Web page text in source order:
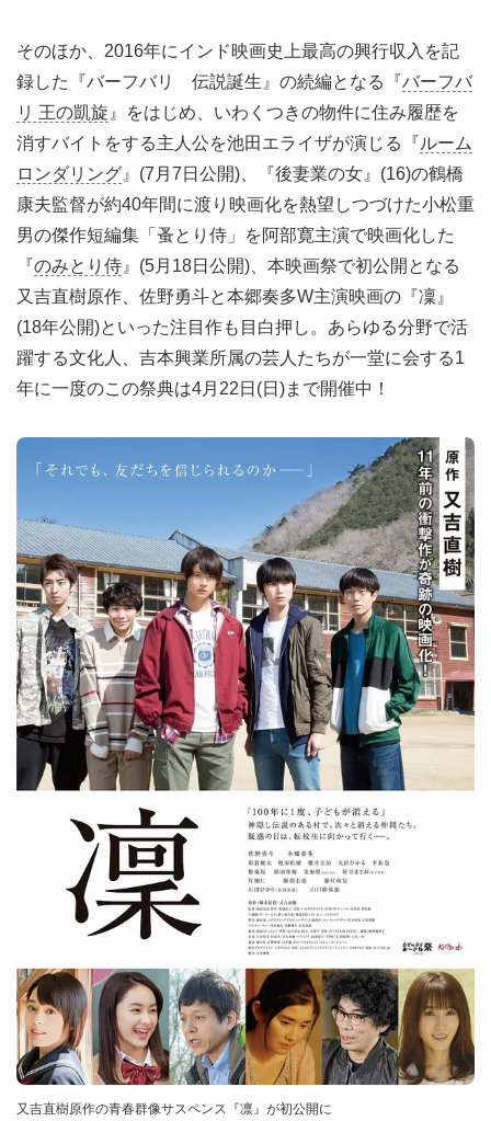
そのほか、2016年にインド映画史上最高の興行収入を記
録した『バーフバリ 伝説誕生』の続編となる『バーフバ
リ 王の凱旋 』をはじめ、いわくつきの物件に住み履歴を
消すバイトをする主人公を池田エライザが演じる『ルーム
ロンダリング 』(7月7日公開)、『後妻業の女』(16)の鶴橋
康夫監督が約40年間に渡り映画化を熱望しつづけた小松重
男の傑作短編集「蚤とり侍」を阿部寛主演で映画化した
『のみとり侍 』(5月18日公開)、本映画祭で初公開となる
又吉直樹原作、佐野勇斗と本郷奏多W主演映画の『凜』
(18年公開)といった注目作も目白押し。あらゆる分野で活
躍する文化人、吉本興業所属の芸人たちが一堂に会する1
年に一度のこの祭典は4月22日(日)まで開催中！
又吉直樹原作の青春群像サスペンス『凛』が初公開に